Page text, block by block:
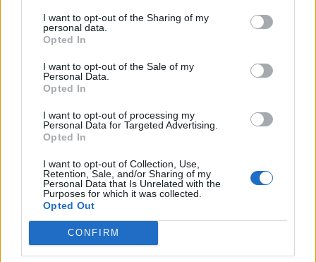
I want to opt-out of the Sharing of my
personal data.
Opted In
I want to opt-out of the Sale of my
Personal Data.
Opted In
I want to opt-out of processing my
Personal Data for Targeted Advertising.
Opted In
I want to opt-out of Collection, Use,
Retention, Sale, and/or Sharing of my
Personal Data that Is Unrelated with the
Purposes for which it was collected.
Opted Out
CONFIRM
προσώπου.
Αυτές οι προσεγγίσεις ενέχουν κινδύνους και
πρέπει να συζητηθούν με έναν δερματολόγο ή
πλαστικό χειρουργό.